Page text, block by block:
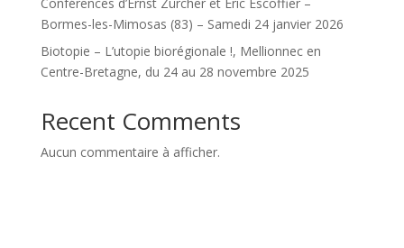
Bormes-les-Mimosas (83) – Samedi 24 janvier 2026
Biotopie – L’utopie biorégionale !, Mellionnec en
Centre-Bretagne, du 24 au 28 novembre 2025
Recent Comments
Aucun commentaire à afficher.